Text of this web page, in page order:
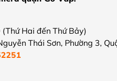
Hai đến Thứ Bảy)
Thái Sơn, Phường 3,